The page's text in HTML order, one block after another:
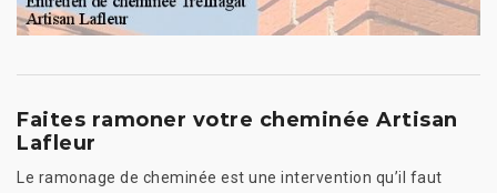
Faites ramoner votre cheminée Artisan
Lafleur
Le ramonage de cheminée est une intervention qu’il faut